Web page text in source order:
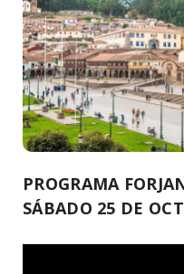
PROGRAMA
SÁBADO 25 DE